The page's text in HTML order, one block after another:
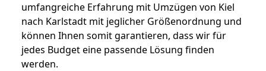
umfangreiche Erfahrung mit Umzügen von Kiel
nach Karlstadt mit jeglicher Größenordnung und
können Ihnen somit garantieren, dass wir für
jedes Budget eine passende Lösung finden
werden.